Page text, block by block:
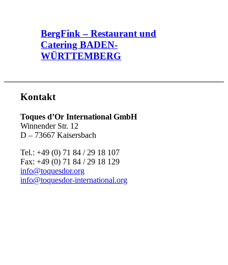
BergFink – Restaurant und
Catering BADEN-
WÜRTTEMBERG
Kontakt
Toques d’Or International GmbH
Winnender Str. 12
D – 73667 Kaisersbach
Tel.: +49 (0) 71 84 / 29 18 107
Fax: +49 (0) 71 84 / 29 18 129
info@toquesdor.org
info@toquesdor-international.org